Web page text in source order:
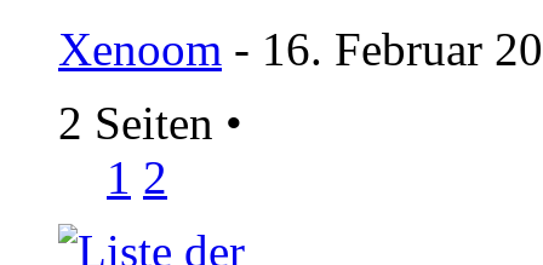
Xenoom - 16. Februar
2 Seiten •
1 2